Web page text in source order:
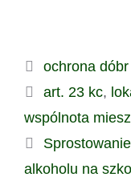
Kategorie
ochrona
Tagi
art. 23 kc,
wspólnota
alkoholu na